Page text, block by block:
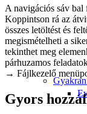
A navigációs sáv
Koppintson rá az
összes letöltést és
megismételheti a
tekinthet meg
párhuzamos
→ Fájlkezelő
Gyors